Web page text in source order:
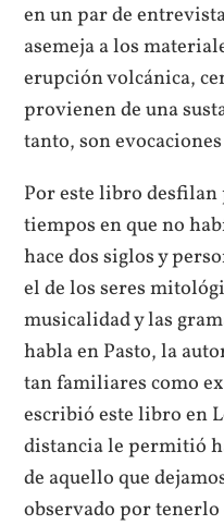
en un par de
asemeja a los
erupción volcánica,
provienen de una
tanto, son
Por este libro desfilan
tiempos en que no
hace dos siglos y
el de los seres
musicalidad y las
habla en Pasto, la
tan familiares como
escribió este libro en
distancia le permitió
de aquello que
observado por tenerlo